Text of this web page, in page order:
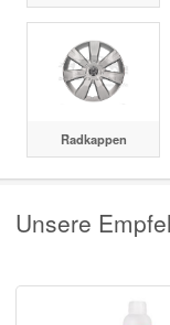
Radkappen
Unsere